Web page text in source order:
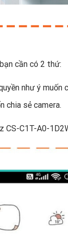
cần có 2 thứ:
như ý muốn
chia sẻ camera.
C1T-A0-